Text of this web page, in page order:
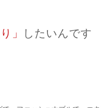
」 したいんです